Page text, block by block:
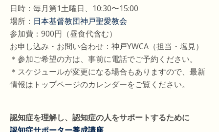
日時：毎月第1土曜日、10:30〜15:00
場所： 日本基督教団神戸聖愛教会
参加費：900円（昼食代含む）
お申し込み・お問い合わせ：神戸YWCA（担当・塩見）
＊参加ご希望の方は、事前に電話でご予約ください。
＊スケジュールが変更になる場合もありますので、最新
情報はトップページのカレンダーをご覧ください。
認知症を理解し、認知症の人をサポートするために